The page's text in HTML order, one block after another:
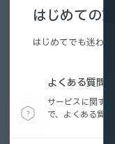
はじめての方
はじめてでも迷わ
よくある質問
サービスに関す
で、よくある質問